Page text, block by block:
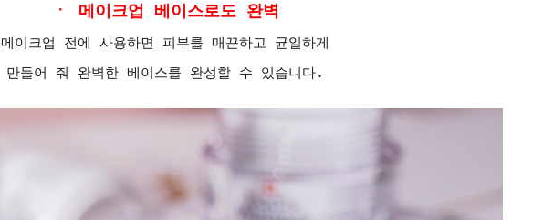
ㆍ 메이크업 베이스로도 완벽
메이크업 전에 사용하면 피부를 매끈하고 균일하게
만들어 줘 완벽한 베이스를 완성할 수 있습니다.